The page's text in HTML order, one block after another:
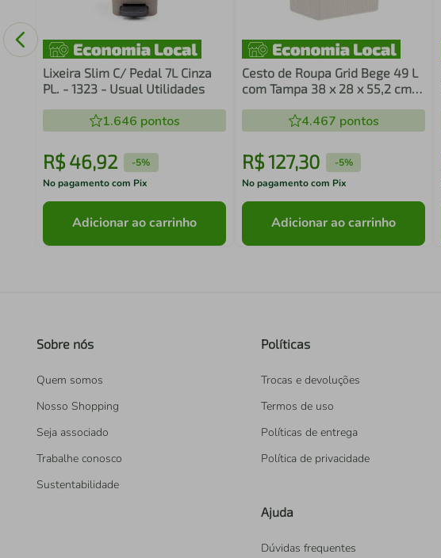
Lixeira Slim C/ Pedal 7L Cinza
PL. - 1323 - Usual Utilidades
1.646 pontos
R$ 46,92 -5%
No pagamento com Pix
Adicionar ao carrinho
Cesto de Roupa Grid Bege 49 L
com Tampa 38 x 28 x 55,2 cm
4.467 pontos
R$127,30 -5%
No pagamento com Pix
Adicionar ao carrinho
Sobre nós
Quem somos
Nosso Shopping
Seja associado
Trabalhe conosco
Sustentabilidade
Políticas
Trocas e devoluções
Termos de uso
Políticas de entrega
Política de privacidade
Ajuda
Dúvidas frequentes